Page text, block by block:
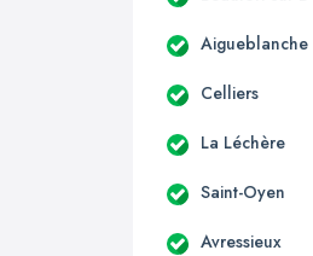
Aigueblanche
Celliers
La Léchère
Saint-Oyen
Avressieux